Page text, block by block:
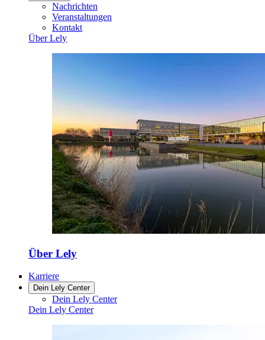
Nachrichten
Veranstaltungen
Kontakt
Über Lely
Über Lely
Karriere
Dein Lely Center
Dein Lely Center
Dein Lely Center